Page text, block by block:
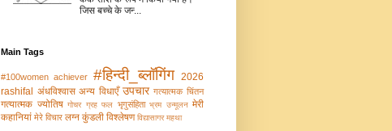
जिस बच्‍चे के जन्‍...
Main Tags
#100women achiever #हिन्दी_ब्लॉगिंग 2026
rashifal अंधविश्वास अन्य विधाएँ उपचार गत्‍यात्‍मक चिंतन
गत्‍यात्‍मक ज्‍योतिष गोचर ग्रह फल भृगुसंहिता भ्रम उन्‍मूलन मेरी
कहानियां मेरे विचार लग्न कुंडली विश्लेषण विद्यासागर महथा